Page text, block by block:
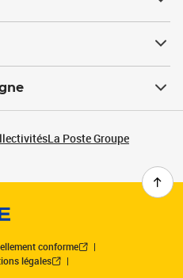
La Poste Groupe
conforme
légales